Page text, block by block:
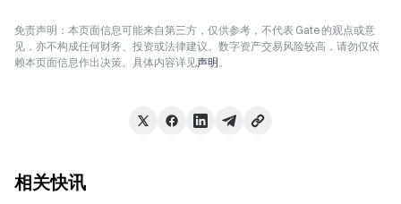
免责声明：本页面信息可能来自第三方，仅供参考，不代表 Gate 的观点或意
见，亦不构成任何财务、投资或法律建议。数字资产交易风险较高，请勿仅依
赖本页面信息作出决策。具体内容详见声明。
相关快讯